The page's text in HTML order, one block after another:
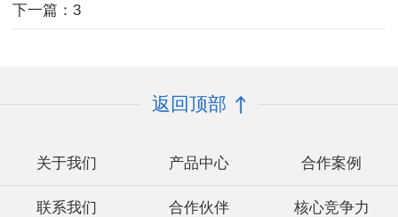
下一篇：3
返回顶部
关于我们 产品中心 合作案例
联系我们 合作伙伴 核心竞争力